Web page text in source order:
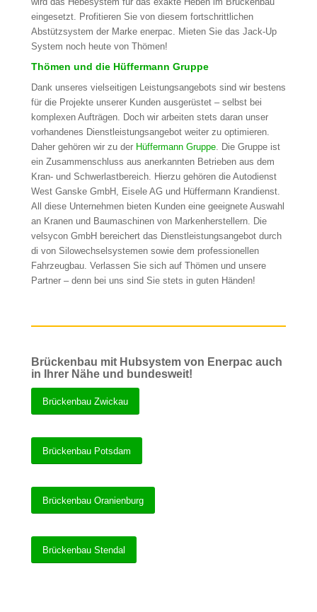
eingesetzt. Profitieren Sie von diesem fortschrittlichen
Abstützsystem der Marke enerpac. Mieten Sie das Jack-Up
System noch heute von Thömen!
Thömen und die Hüffermann Gruppe
Dank unseres vielseitigen Leistungsangebots sind wir bestens
für die Projekte unserer Kunden ausgerüstet – selbst bei
komplexen Aufträgen. Doch wir arbeiten stets daran unser
vorhandenes Dienstleistungsangebot weiter zu optimieren.
Daher gehören wir zu der Hüffermann Gruppe. Die Gruppe ist
ein Zusammenschluss aus anerkannten Betrieben aus dem
Kran- und Schwerlastbereich. Hierzu gehören die Autodienst
West Ganske GmbH, Eisele AG und Hüffermann Krandienst.
All diese Unternehmen bieten Kunden eine geeignete Auswahl
an Kranen und Baumaschinen von Markenherstellern. Die
velsycon GmbH bereichert das Dienstleistungsangebot durch
di von Silowechselsystemen sowie dem professionellen
Fahrzeugbau. Verlassen Sie sich auf Thömen und unsere
Partner – denn bei uns sind Sie stets in guten Händen!
Brückenbau mit Hubsystem von Enerpac auch
in Ihrer Nähe und bundesweit!
Brückenbau Zwickau
Brückenbau Potsdam
Brückenbau Oranienburg
Brückenbau Stendal